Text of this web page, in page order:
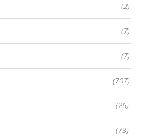
(2)
(7)
(7)
(707)
(26)
(73)